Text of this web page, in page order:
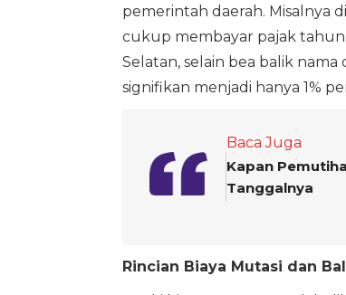
pemerintah daerah. Misalnya
cukup membayar pajak tahun
Selatan, selain bea balik
signifikan menjadi hanya 1%
Baca Juga
Kapan
Tanggalnya
Rincian Biaya Mutasi dan